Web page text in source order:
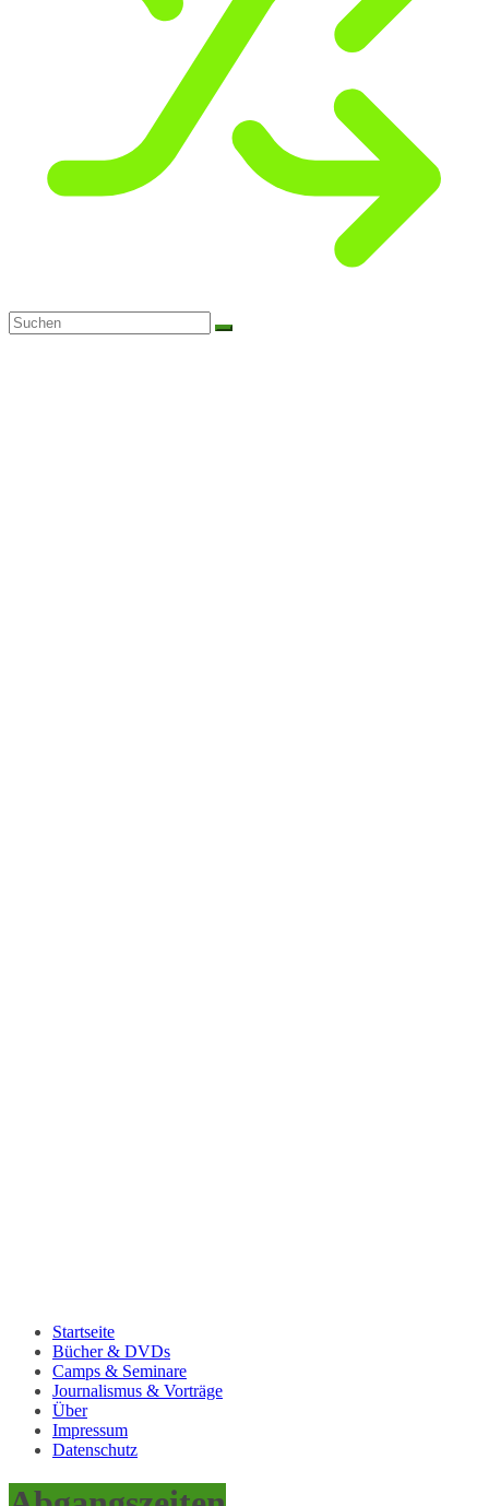
Startseite
Bücher & DVDs
Camps & Seminare
Journalismus & Vorträge
Über
Impressum
Datenschutz